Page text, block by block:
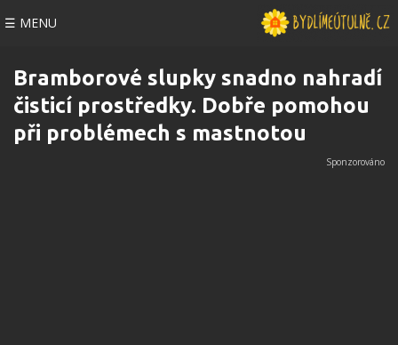
☰ MENU
Bramborové slupky snadno nahradí
čisticí prostředky. Dobře pomohou
při problémech s mastnotou